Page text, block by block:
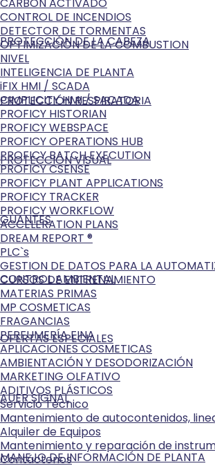
PROTECCIÓN DE LA CABEZA
PROTECCIÓN RESPIRATORIA
PROTECCIÓN VISUAL
GUANTES
CONTROL AMBIENTAL
OFERTAS ESPECIALES
AUER SIGNAL
MANEJO DE INFORMACIÓN DE PLANTA
CONTROL DE INCENDIOS
DETECTOR DE TORMENTAS
OPTIMIZACIÓN DE LA COMBUSTION
NIVEL
INTELIGENCIA DE PLANTA
iFIX HMI / SCADA
CIMPLICITY HMI / SACADA
PROFICY HISTORIAN
PROFICY WEBSPACE
PROFICY OPERATIONS HUB
PROFICY BATCH EXECUTION
PROFICY CSENSE
PROFICY PLANT APPLICATIONS
PROFICY TRACKER
PROFICY WORKFLOW
ACCELERATION PLANS
DREAM REPORT ®
PLC`s
GESTION DE DATOS PARA LA
CURSOS DE ENTRENAMIENTO
MATERIAS PRIMAS
MP COSMETICAS
FRAGANCIAS
PERFUMERÍA FINA
APLICACIONES COSMETICAS
AMBIENTACIÓN Y DESODORIZACIÓN
MARKETING OLFATIVO
ADITIVOS PLÁSTICOS
Servicio Técnico
Mantenimiento de autocontenidos,
Alquiler de Equipos
Mantenimiento y reparación de
Contáctenos